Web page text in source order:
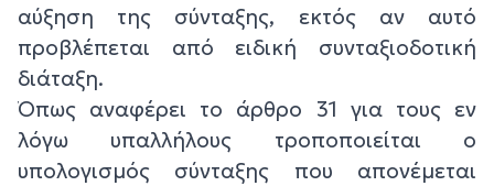
αύξηση της σύνταξης, εκτός αν αυτό
προβλέπεται από ειδική συνταξιοδοτική
διάταξη.
Όπως αναφέρει το άρθρο 31 για τους εν
λόγω υπαλλήλους τροποποιείται ο
υπολογισμός σύνταξης που απονέμεται